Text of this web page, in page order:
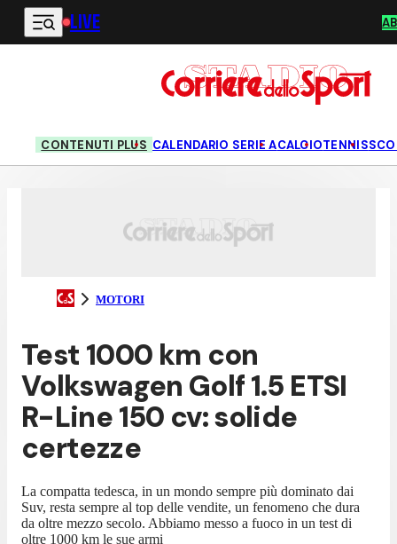
Vai al contenuto principale
LIVE
CONTENUTI PLUS CALENDARIO SERIE ACALCIOTENNIS
MOTORI
Test 1000 km con
Volkswagen Golf 1.5 ETSI
R-Line 150 cv: solide
certezze
La compatta tedesca, in un mondo sempre più dominato dai
Suv, resta sempre al top delle vendite, un fenomeno che dura
da oltre mezzo secolo. Abbiamo messo a fuoco in un test di
oltre 1000 km le sue armi